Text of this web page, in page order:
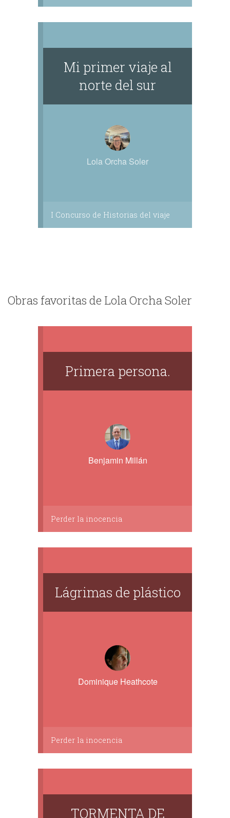
Mi primer viaje al
norte del sur
Lola Orcha Soler
I Concurso de Historias del viaje
Obras favoritas de Lola Orcha Soler
Primera persona.
Benjamin Millán
Perder la inocencia
Lágrimas de plástico
Dominique Heathcote
Perder la inocencia
TORMENTA DE